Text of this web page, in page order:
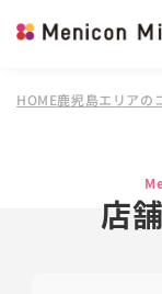
HOME鹿児島エリアの
店